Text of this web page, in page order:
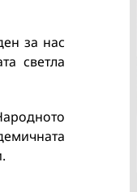
за нас
светла